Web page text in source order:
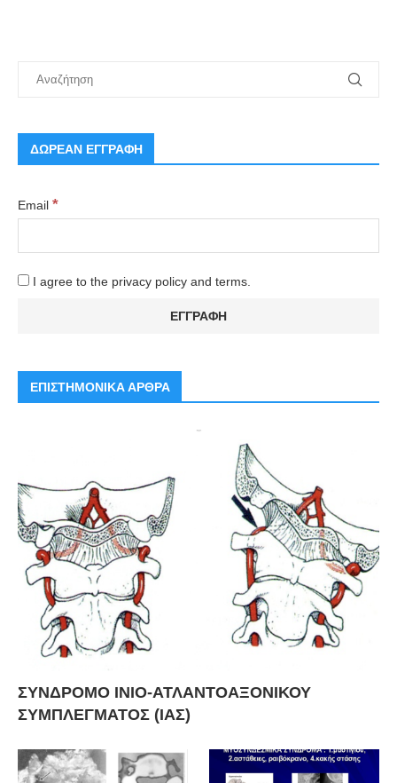
ΔΩΡΕΑΝ ΕΓΓΡΑΦΗ
Email *
I agree to the privacy policy and terms.
ΕΠΙΣΤΗΜΟΝΙΚΑ ΑΡΘΡΑ
ΣΥΝΔΡΟΜΟ ΙΝΙΟ-ΑΤΛΑΝΤΟΑΞΟΝΙΚΟΥ
ΣΥΜΠΛΕΓΜΑΤΟΣ (ΙΑΣ)